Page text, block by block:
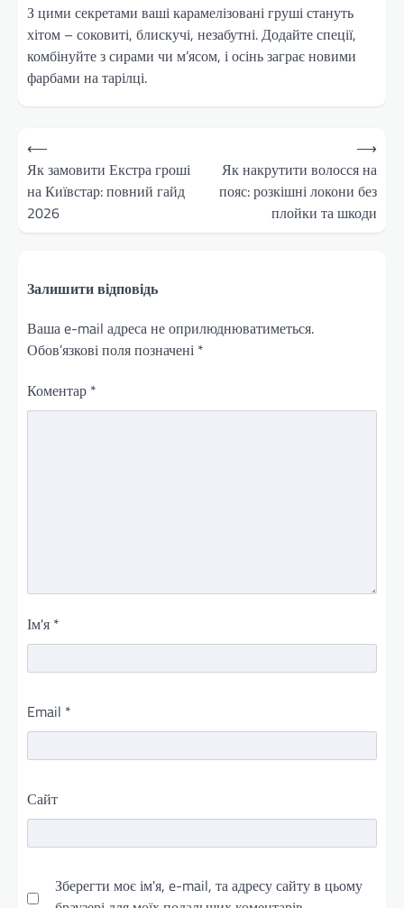
З цими секретами ваші карамелізовані груші стануть
хітом – соковиті, блискучі, незабутні. Додайте спеції,
комбінуйте з сирами чи м’ясом, і осінь заграє новими
фарбами на тарілці.
Навігація
записів
⟵
Як замовити Екстра гроші
на Київстар: повний гайд
2026
Як накрутити волосся на
пояс: розкішні локони без
плойки та шкоди
⟶
Залишити відповідь
Ваша e-mail адреса не оприлюднюватиметься.
Обов’язкові поля позначені *
Коментар *
Ім'я *
Email *
Сайт
Зберегти моє ім'я, e-mail, та адресу сайту в цьому